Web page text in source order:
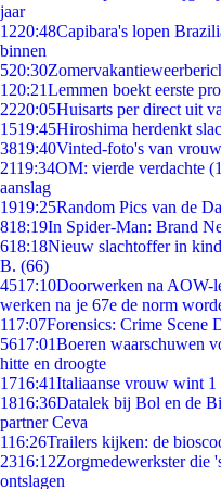
jaar
1220:48Capibara's lopen
binnen
520:30
1 20:21Lemmen boekt eerste
2220:05Huisarts per direct uit
1519:45Hiroshima herdenkt
3819:40Vinted-foto's van
2119:34OM: vierde verdachte
aanslag
1919:25Random Pics van de
818:19In Spider-Man: Brand
618:18Nieuw slachtoffer in
B. (66)
4517:10Doorwerken na AOW-
werken na je 67e de norm
117:07Forensics: Crime Scene
5617:01Boeren waarschuwen
hitte en droogte
1716:41Italiaanse vrouw wint
1816:36Datalek bij Bol en de
partner Ceva
116:26Trailers kijken: de
2316:12Zorgmedewerkster die
ontslagen